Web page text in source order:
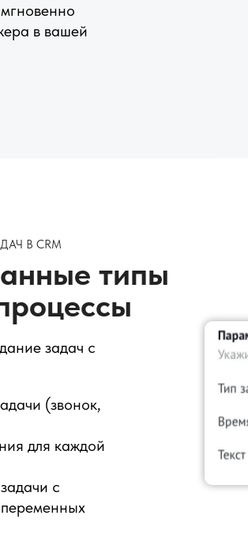
в вашей
В CRM
типы
задач с
(звонок,
для каждой
с